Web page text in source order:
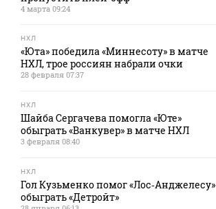
4 марта 09:24
НХЛ
«Юта» победила «Миннесоту» в матче
НХЛ, трое россиян набрали очки
28 февраля 07:37
НХЛ
Шайба Сергачева помогла «Юте»
обыграть «Ванкувер» в матче НХЛ
3 февраля 08:40
НХЛ
Гол Кузьменко помог «Лос‑Анджелесу»
обыграть «Детройт»